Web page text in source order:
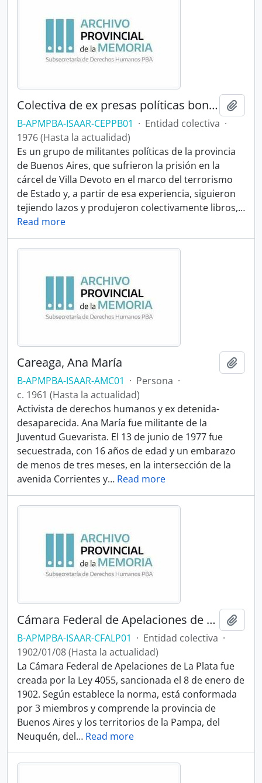
Colectiva de ex presas políticas bonaerenses
B-APMPBA-ISAAR-CEPPB01 · Entidad colectiva ·
1976 (Hasta la actualidad)
Es un grupo de militantes políticas de la provincia
de Buenos Aires, que sufrieron la prisión en la
cárcel de Villa Devoto en el marco del terrorismo
de Estado y, a partir de esa experiencia, siguieron
tejiendo lazos y produjeron colectivamente libros,…
Read more
Careaga, Ana María
B-APMPBA-ISAAR-AMC01 · Persona ·
c. 1961 (Hasta la actualidad)
Activista de derechos humanos y ex detenida-
desaparecida. Ana María fue militante de la
Juventud Guevarista. El 13 de junio de 1977 fue
secuestrada, con 16 años de edad y un embarazo
de menos de tres meses, en la intersección de la
avenida Corrientes y… Read more
Cámara Federal de Apelaciones de La Plata
B-APMPBA-ISAAR-CFALP01 · Entidad colectiva ·
1902/01/08 (Hasta la actualidad)
La Cámara Federal de Apelaciones de La Plata fue
creada por la Ley 4055, sancionada el 8 de enero de
1902. Según establece la norma, está conformada
por 3 miembros y comprende la provincia de
Buenos Aires y los territorios de la Pampa, del
Neuquén, del… Read more